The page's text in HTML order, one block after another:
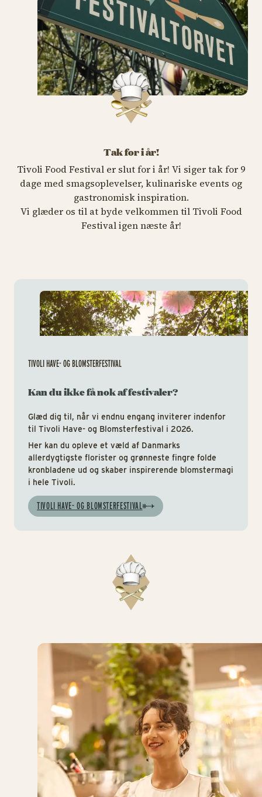
Tak for i år!
Tivoli Food Festival er slut for i år! Vi siger tak for 9
dage med smagsoplevelser, kulinariske events og
gastronomisk inspiration.
Vi glæder os til at byde velkommen til Tivoli Food
Festival igen næste år!
TIVOLI HAVE- OG BLOMSTERFESTIVAL
Kan du ikke få nok af festivaler?
Glæd dig til, når vi endnu engang inviterer indenfor
til Tivoli Have- og Blomsterfestival i 2026.
Her kan du opleve et væld af Danmarks
allerdygtigste florister og grønneste fingre folde
kronbladene ud og skaber inspirerende blomstermagi
i hele Tivoli.
TIVOLI HAVE- OG BLOMSTERFESTIVAL